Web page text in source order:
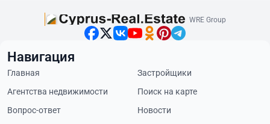
WRE Group
Навигация
Главная
Застройщики
Агентства недвижимости
Поиск на карте
Вопрос-ответ
Новости